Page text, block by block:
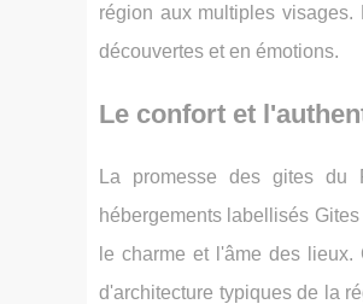
région aux multiples
découvertes et en émotions.
Le confort et
La promesse des gites
hébergements labellisés
le charme et l'âme des
d'architecture typiques de la